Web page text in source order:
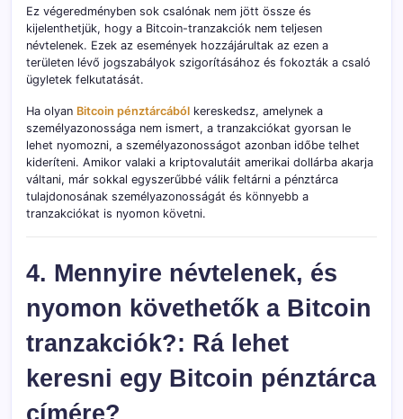
Ez végeredményben sok csalónak nem jött össze és
kijelenthetjük, hogy a Bitcoin-tranzakciók nem teljesen
névtelenek. Ezek az események hozzájárultak az ezen a
területen lévő jogszabályok szigorításához és fokozták a csaló
ügyletek felkutatását.
Ha olyan Bitcoin pénztárcából kereskedsz, amelynek a
személyazonossága nem ismert, a tranzakciókat gyorsan le
lehet nyomozni, a személyazonosságot azonban időbe telhet
kideríteni. Amikor valaki a kriptovalutáit amerikai dollárba akarja
váltani, már sokkal egyszerűbbé válik feltárni a pénztárca
tulajdonosának személyazonosságát és könnyebb a
tranzakciókat is nyomon követni.
4. Mennyire névtelenek, és
nyomon követhetők a Bitcoin
tranzakciók?: Rá lehet
keresni egy Bitcoin pénztárca
címére?